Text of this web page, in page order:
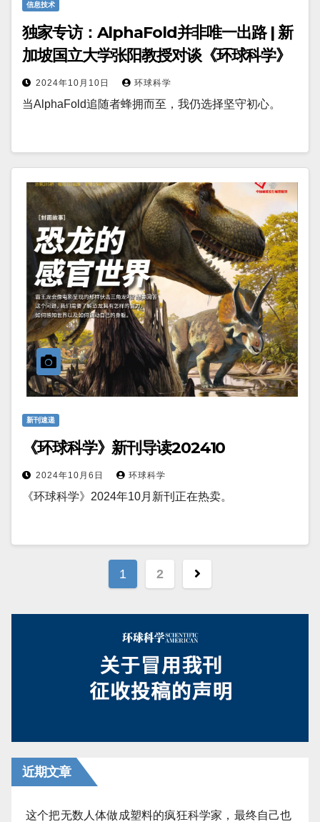
信息技术
独家专访：AlphaFold并非唯一出路 | 新
加坡国立大学张阳教授对谈《环球科学》
2024年10月10日 环球科学
当AlphaFold追随者蜂拥而至，我仍选择坚守初心。
新刊速递
《环球科学》新刊导读202410
2024年10月6日 环球科学
《环球科学》2024年10月新刊正在热卖。
文
分
页
1 2
近期文章
这个把无数人体做成塑料的疯狂科学家，最终自己也